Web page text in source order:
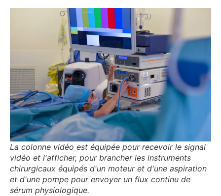
La colonne vidéo est équipée pour recevoir le signal
vidéo et l'afficher, pour brancher les instruments
chirurgicaux équipés d'un moteur et d'une aspiration
et d'une pompe pour envoyer un flux continu de
sérum physiologique.